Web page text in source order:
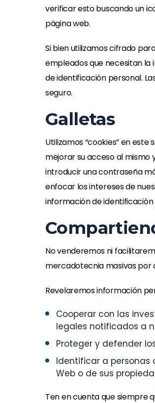
verificar esto buscando un
página web.
Si bien utilizamos cifrado
empleados que necesitan
de identificación personal.
seguro.
Galletas
Utilizamos “cookies” en
mejorar su acceso al mismo
introducir una contraseña
enfocar los intereses de
información de
No venderemos ni
mercadotecnia masivas por
Revelaremos información
Cooperar con las
legales notificados a
Proteger y defender
Identificar a personas
Web o de sus
Ten en cuenta que siempre